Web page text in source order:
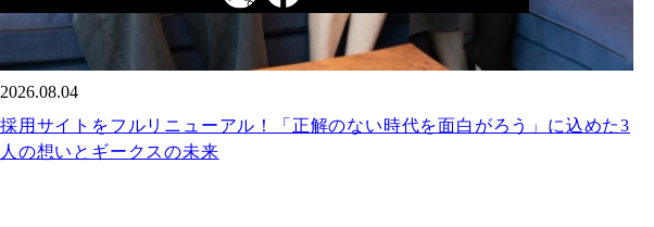
採用サイトをフルリニューアル！「正解のない時代を面白がろう」に込めた3
人の想いとギークスの未来
2026.08.04